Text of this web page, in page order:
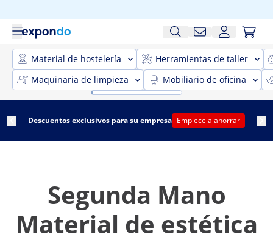
Material de hostelería
Herramientas de taller
Maquinaria de limpieza
Mobiliario de oficina
Descuentos exclusivos para su empresa Empiece a ahorrar
Segunda Mano
Material de estética